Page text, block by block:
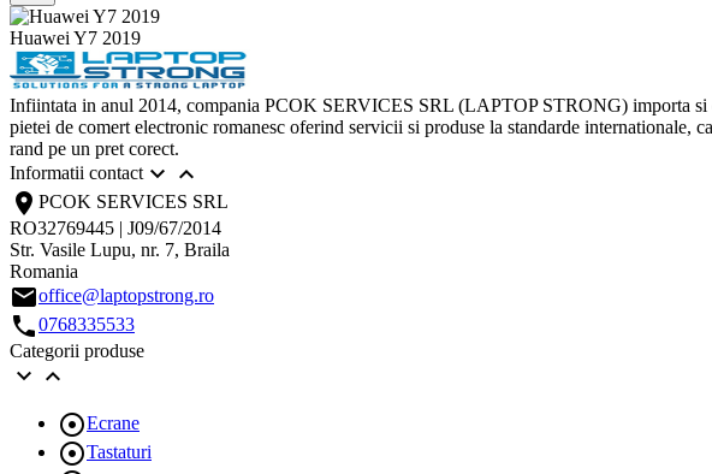
Huawei Y7 2019
Infiintata in anul 2014, compania PCOK SERVICES SRL (LAPTOP STRONG) importa si
pietei de comert electronic romanesc oferind servicii si produse la standarde
rand pe un pret corect.
Informatii contact 
location_on PCOK SERVICES SRL
RO32769445 | J09/67/2014
Str. Vasile Lupu, nr. 7, Braila
Romania
emailoffice@laptopstrong.ro
call0768335533
Categorii produse
 
Ecrane
Tastaturi